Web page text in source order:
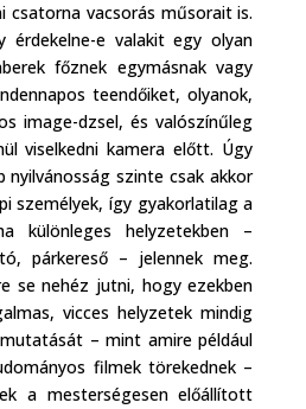
csatorna vacsorás műsorait is.
érdekelne-e valakit egy olyan
főznek egymásnak vagy
teendőiket, olyanok,
image-dzsel, és valószínűleg
viselkedni kamera előtt. Úgy
szinte csak akkor
személyek, így gyakorlatilag a
különleges helyzetekben –
párkereső – jelennek meg.
se nehéz jutni, hogy ezekben
vicces helyzetek mindig
– mint amire például
filmek törekednek –
a mesterségesen előállított